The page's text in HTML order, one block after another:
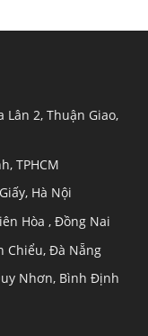
Lân 2, Thuận Giao,
TPHCM
Hà Nội
Hòa , Đồng Nai
Chiểu, Đà Nẵng
Nhơn, Bình Định